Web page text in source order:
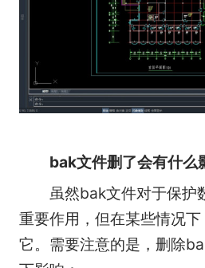
bak文件删了会有什么
虽然bak文件对于保护
重要作用，但在某些情况
它。需要注意的是，删除